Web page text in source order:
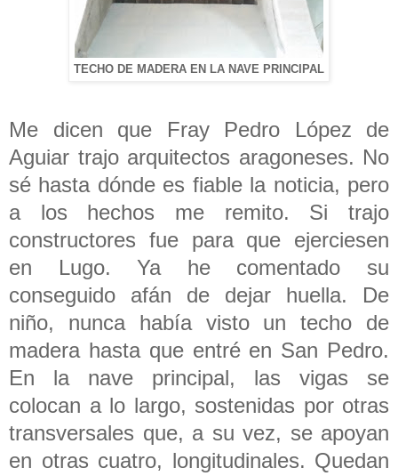
TECHO DE MADERA EN LA NAVE PRINCIPAL
Me dicen que Fray Pedro López de
Aguiar trajo arquitectos aragoneses. No
sé hasta dónde es fiable la noticia, pero
a los hechos me remito. Si trajo
constructores fue para que ejerciesen
en Lugo. Ya he comentado su
conseguido afán de dejar huella. De
niño, nunca había visto un techo de
madera hasta que entré en San Pedro.
En la nave principal, las vigas se
colocan a lo largo, sostenidas por otras
transversales que, a su vez, se apoyan
en otras cuatro, longitudinales. Quedan